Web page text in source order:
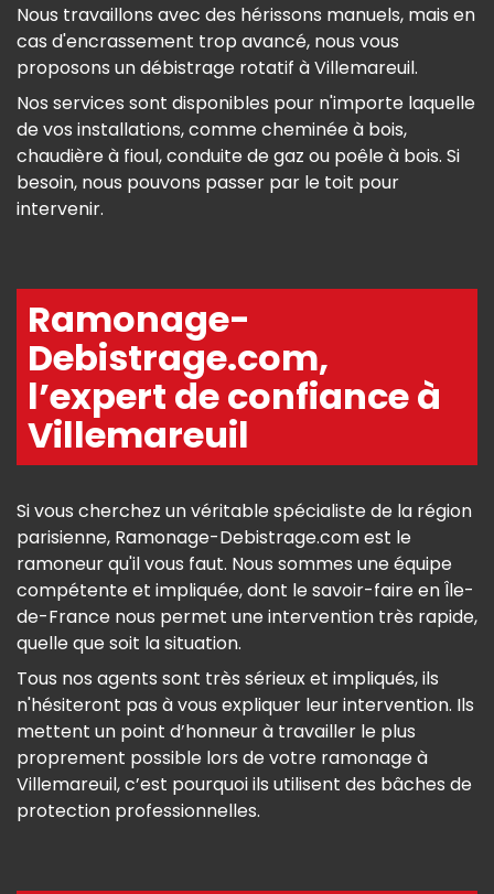
Nous travaillons avec des hérissons manuels, mais en
cas d'encrassement trop avancé, nous vous
proposons un débistrage rotatif à Villemareuil.
Nos services sont disponibles pour n'importe laquelle
de vos installations, comme cheminée à bois,
chaudière à fioul, conduite de gaz ou poêle à bois. Si
besoin, nous pouvons passer par le toit pour
intervenir.
Ramonage-
Debistrage.com,
l’expert de confiance à
Villemareuil
Si vous cherchez un véritable spécialiste de la région
parisienne, Ramonage-Debistrage.com est le
ramoneur qu'il vous faut. Nous sommes une équipe
compétente et impliquée, dont le savoir-faire en Île-
de-France nous permet une intervention très rapide,
quelle que soit la situation.
Tous nos agents sont très sérieux et impliqués, ils
n'hésiteront pas à vous expliquer leur intervention. Ils
mettent un point d’honneur à travailler le plus
proprement possible lors de votre ramonage à
Villemareuil, c’est pourquoi ils utilisent des bâches de
protection professionnelles.